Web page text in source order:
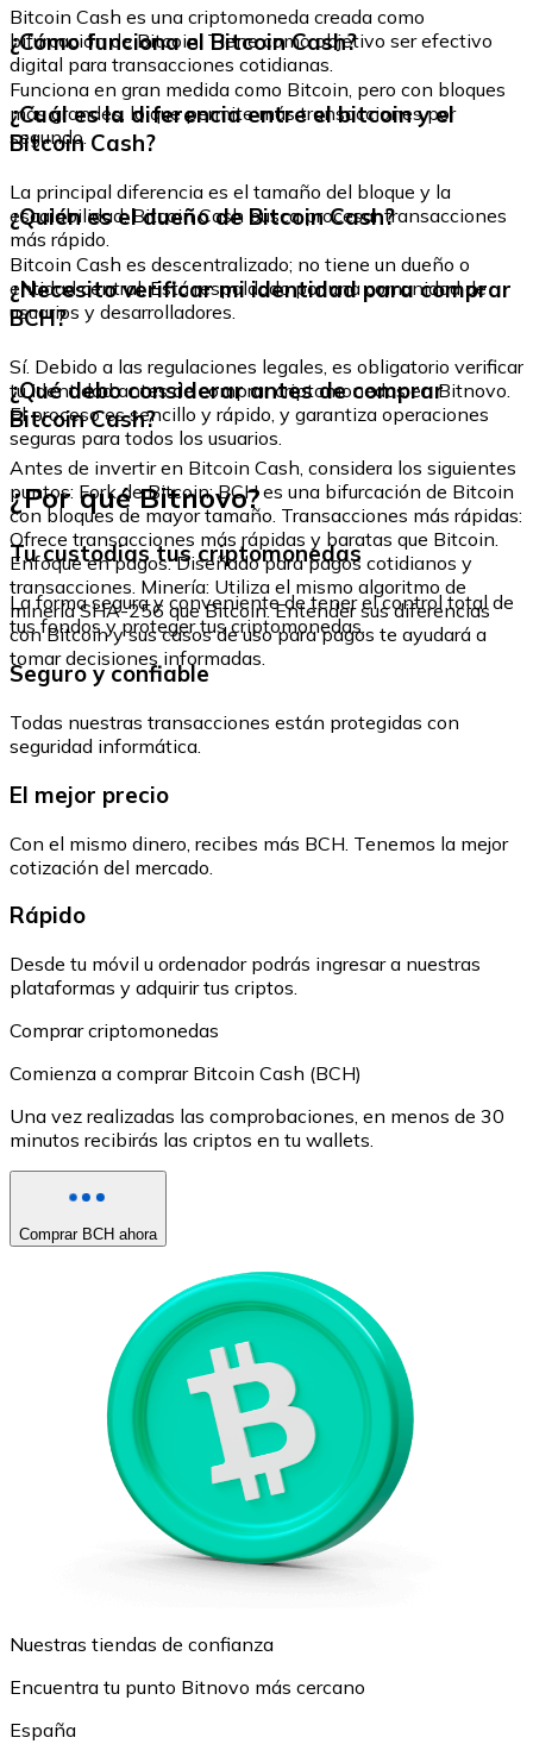
Bitcoin Cash es una criptomoneda creada como
bifurcación de Bitcoin. Tiene como objetivo ser efectivo
digital para transacciones cotidianas.
¿Cómo funciona el Bitcoin Cash?
Funciona en gran medida como Bitcoin, pero con bloques
más grandes, lo que permite más transacciones por
segundo.
¿Cuál es la diferencia entre el bitcoin y el
Bitcoin Cash?
La principal diferencia es el tamaño del bloque y la
escalabilidad. Bitcoin Cash busca procesar transacciones
más rápido.
¿Quién es el dueño de Bitcoin Cash?
Bitcoin Cash es descentralizado; no tiene un dueño o
entidad central. Está respaldado por una comunidad de
usuarios y desarrolladores.
¿Necesito verificar mi identidad para comprar
BCH?
Sí. Debido a las regulaciones legales, es obligatorio verificar
tu identidad antes de comprar criptomonedas en Bitnovo.
El proceso es sencillo y rápido, y garantiza operaciones
seguras para todos los usuarios.
¿Qué debo considerar antes de comprar
Bitcoin Cash?
Antes de invertir en Bitcoin Cash, considera los siguientes
puntos: Fork de Bitcoin: BCH es una bifurcación de Bitcoin
con bloques de mayor tamaño. Transacciones más rápidas:
Ofrece transacciones más rápidas y baratas que Bitcoin.
Enfoque en pagos: Diseñado para pagos cotidianos y
transacciones. Minería: Utiliza el mismo algoritmo de
minería SHA-256 que Bitcoin. Entender sus diferencias
con Bitcoin y sus casos de uso para pagos te ayudará a
tomar decisiones informadas.
¿Por qué Bitnovo?
Tu custodias tus criptomonedas
La forma segura y conveniente de tener el control total de
tus fondos y proteger tus criptomonedas.
Seguro y confiable
Todas nuestras transacciones están protegidas con
seguridad informática.
El mejor precio
Con el mismo dinero, recibes más BCH. Tenemos la mejor
cotización del mercado.
Rápido
Desde tu móvil u ordenador podrás ingresar a nuestras
plataformas y adquirir tus criptos.
Comprar criptomonedas
Comienza a comprar Bitcoin Cash (BCH)
Una vez realizadas las comprobaciones, en menos de 30
minutos recibirás las criptos en tu wallets.
Comprar BCH ahora
Nuestras tiendas de confianza
Encuentra tu punto Bitnovo más cercano
España